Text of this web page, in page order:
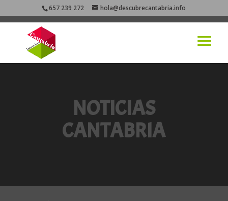
657 239 272 hola@descubrecantabria.info
NOTICIAS
CANTABRIA